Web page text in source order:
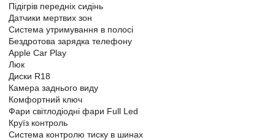
Підігрів передніх сидінь
Датчики мертвих зон
Система утримування в полосі
Бездротова зарядка телефону
Apple Car Play
Люк
Диски R18
Камера заднього виду
Комфортний ключ
Фари світлодіодні фари Full Led
Круїз контроль
Система контролю тиску в шинах